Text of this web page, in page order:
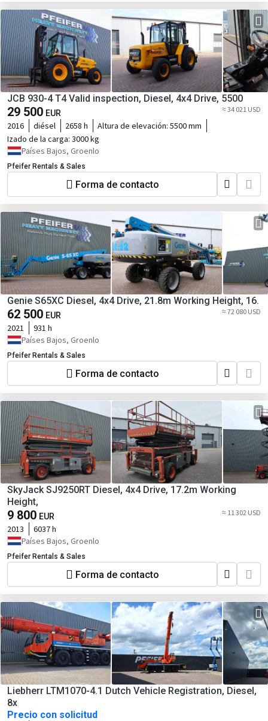
JCB 930-4 T4 Valid inspection, Diesel, 4x4 Drive, 5500
29 500 EUR ≈ 34 021 USD
2016 diésel 2658 h Altura de elevación: 5500 mm
Izado de la carga: 3000 kg
Países Bajos, Groenlo
Pfeifer Rentals & Sales
Forma de contacto
Genie S65XC Diesel, 4x4 Drive, 21.8m Working Height, 16.
62 500 EUR ≈ 72 080 USD
2021
931 h
Países Bajos, Groenlo
Pfeifer Rentals & Sales
Forma de contacto
SkyJack SJ9250RT Diesel, 4x4 Drive, 17.2m Working
Height,
9 800 EUR ≈ 11 302 USD
2013
6037 h
Países Bajos, Groenlo
Pfeifer Rentals & Sales
Forma de contacto
Liebherr LTM1070-4.1 Dutch Vehicle Registration, Diesel,
8x
Precio con solicitud